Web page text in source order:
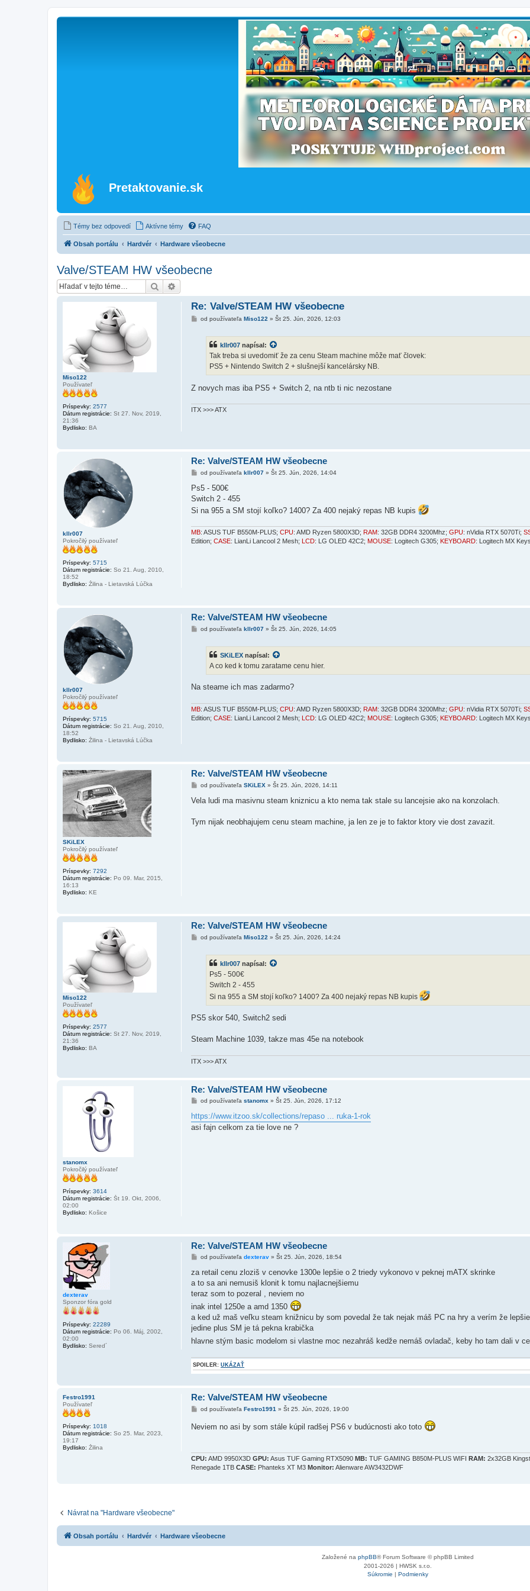
Pretaktovanie.sk
Témy bez odpovedí Aktívne témy FAQ
Obsah portálu Hardvér Hardware všeobecne
Valve/STEAM HW všeobecne
Hľadať
Miso122
Používateľ
Príspevky: 2577
Dátum registrácie: St 27. Nov, 2019,
21:36
Bydlisko: BA
Re: Valve/STEAM HW všeobecne
Pod používateľa Miso122 » Št 25. Jún, 2026, 12:03
kllr007 napísal:
Tak treba si uvedomiť že za cenu Steam machine môže mať človek:
PS5 + Nintendo Switch 2 + slušnejší kancelársky NB.
Z novych mas iba PS5 + Switch 2, na ntb ti nic nezostane
ITX >>> ATX
kllr007
Pokročilý používateľ
Príspevky: 5715
Dátum registrácie: So 21. Aug, 2010,
18:52
Bydlisko: Žilina - Lietavská Lúčka
Re: Valve/STEAM HW všeobecne
P
í
p
k
od používateľa kllr007» Št 25. Jún, 2026, 14:04
Ps5 - 500€
Switch 2 - 455
Si na 955 a SM stojí koľko? 1400? Za 400 nejaký repas NB kupis
MB: ASUS TUF B550M-PLUS; CPU: AMD Ryzen 5800X3D; RAM: 32GB DDR4 3200Mhz; GPU: nVidia RTX 5070Ti;
Edition; CASE: LianLi Lancool 2 Mesh; LCD: LG OLED 42C2; MOUSE: Logitech G305; KEYBOARD: Logitech MX
kllr007
Pokročilý používateľ
Príspevky: 5715
Dátum registrácie: So 21. Aug, 2010,
18:52
Bydlisko: Žilina - Lietavská Lúčka
Re: Valve/STEAM HW všeobecne
P
k
od používateľa kllr007» Št 25. Jún, 2026, 14:05
SKiLEX napísal:
A co ked k tomu zaratame cenu hier.
Na steame ich mas zadarmo?
MB: ASUS TUF B550M-PLUS; CPU: AMD Ryzen 5800X3D; RAM: 32GB DDR4 3200Mhz; GPU: nVidia RTX 5070Ti;
Edition; CASE: LianLi Lancool 2 Mesh; LCD: LG OLED 42C2; MOUSE: Logitech G305; KEYBOARD: Logitech MX
SKiLEX
Pokročilý používateľ
Príspevky: 7292
Dátum registrácie: Po 09. Mar, 2015,
16:13
Bydlisko: KE
Re: Valve/STEAM HW všeobecne
P
í
e
od používateľa SKiLEX» Št 25. Jún, 2026, 14:11
Vela ludi ma masivnu steam kniznicu a kto nema tak stale su lancejsie ako na konzolach.
Tym nijak neobhajujem cenu steam machine, ja len ze je to faktor ktory vie dost zavazit.
Miso122
Používateľ
Príspevky: 2577
Dátum registrácie: St 27. Nov, 2019,
21:36
Bydlisko: BA
Re: Valve/STEAM HW všeobecne
Pod používateľa Miso122 » Št 25. Jún, 2026, 14:24
kllr007 napísal:
Ps5 - 500€
Switch 2 - 455
Si na 955 a SM stojí koľko? 1400? Za 400 nejaký repas NB kupis
PS5 skor 540, Switch2 sedi
Steam Machine 1039, takze mas 45e na notebook
ITX >>> ATX
stanomx
Pokročilý používateľ
Príspevky: 3614
Dátum registrácie: Št 19. Okt, 2006,
02:00
Bydlisko: Košice
Re: Valve/STEAM HW všeobecne
P
í
s
p
od používateľa stanomx» Št 25. Jún, 2026, 17:12
https://www.itzoo.sk/collections/repaso ... ruka-1-rok
asi fajn celkom za tie love ne ?
dexterav
Sponzor fóra gold
Príspevky: 22289
Dátum registrácie: Po 06. Máj, 2002,
02:00
Bydlisko: Sered´
Re: Valve/STEAM HW všeobecne
P
í
p
e
o
k
od používateľa dexterav» Št 25. Jún, 2026, 18:54
za retail cenu zloziš v cenovke 1300e lepšie o 2 triedy vykonovo v peknej mATX skrinke
a to sa ani nemusiš klonit k tomu najlacnejšiemu
teraz som to pozeral , neviem no
inak intel 1250e a amd 1350
a ked už maš veľku steam knižnicu by som povedal že tak nejak máš PC na hry a verím že
jedine plus SM je tá pekna krabička
hlavne stým basic modelom si vlastne moc nezahráš kedže nemáš ovladač, keby ho tam dali v
SPOILER: UKÁZAŤ
Festro1991
Používateľ
Príspevky: 1018
Dátum registrácie: So 25. Mar, 2023,
19:17
Bydlisko: Žilina
Re: Valve/STEAM HW všeobecne
P
s
o
k
od používateľa Festro1991 » Št 25. Jún, 2026, 19:00
Neviem no asi by som stále kúpil radšej PS6 v budúcnosti ako toto
CPU: AMD 9950X3D GPU: Asus TUF Gaming RTX5090 MB: TUF GAMING B850M-PLUS WIFI RAM: 2x32GB
Renegade 1TB CASE: Phanteks XT M3 Monitor: Alienware AW3432DWF
Návrat na "Hardware všeobecne"
Obsah portálu Hardvér Hardware všeobecne
Založené na phpBB® Forum Software © phpBB Limited
2001-2026 | HWSK s.r.o.
Súkromie | Podmienky